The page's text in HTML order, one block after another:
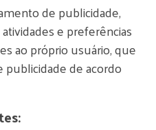
de publicidade,
e preferências
ao próprio usuário, que
publicidade de acordo